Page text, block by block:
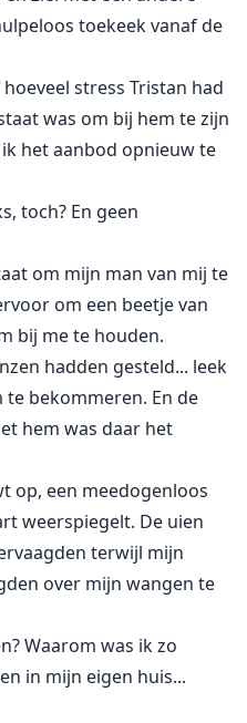
toekeek vanaf de
stress Tristan had
was om bij hem te zijn
het aanbod opnieuw te
toch? En geen
om mijn man van mij te
om een beetje van
bij me te houden.
hadden gesteld... leek
bekommeren. En de
hem was daar het
op, een meedogenloos
weerspiegelt. De uien
terwijl mijn
over mijn wangen te
Waarom was ik zo
in mijn eigen huis...